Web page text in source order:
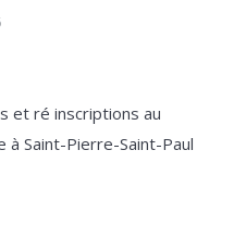
et ré inscriptions au
à Saint-Pierre-Saint-Paul